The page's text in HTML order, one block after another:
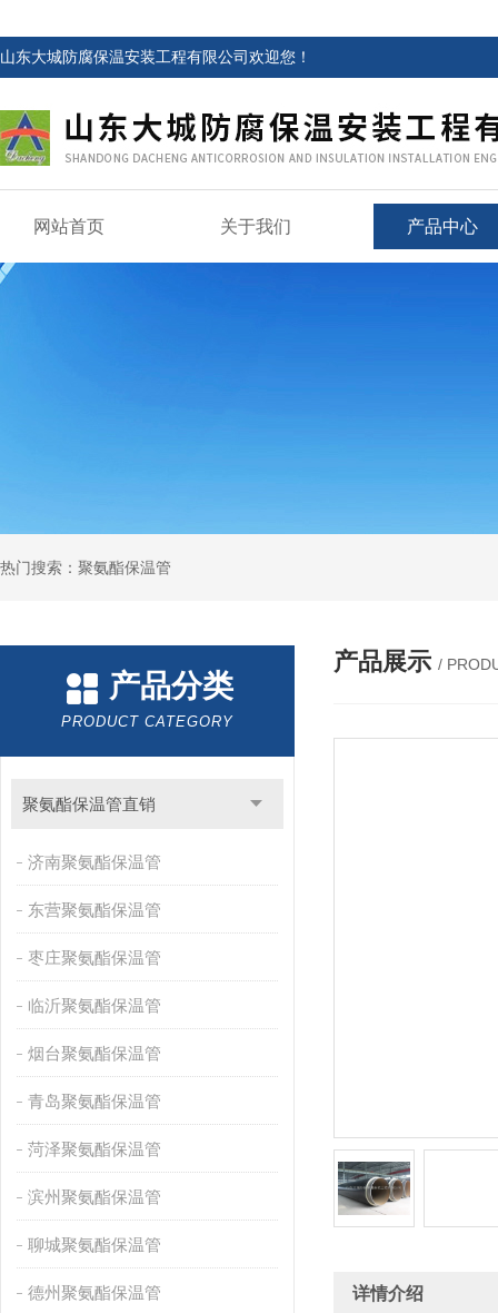
山东大城防腐保温安装工程有限公司欢迎您！
网站首页 关于我们 产品中心
热门搜索：聚氨酯保温管
产品分类
PRODUCT CATEGORY
聚氨酯保温管直销
济南聚氨酯保温管
东营聚氨酯保温管
枣庄聚氨酯保温管
临沂聚氨酯保温管
烟台聚氨酯保温管
青岛聚氨酯保温管
菏泽聚氨酯保温管
滨州聚氨酯保温管
聊城聚氨酯保温管
德州聚氨酯保温管
产品展示 /
详情介绍